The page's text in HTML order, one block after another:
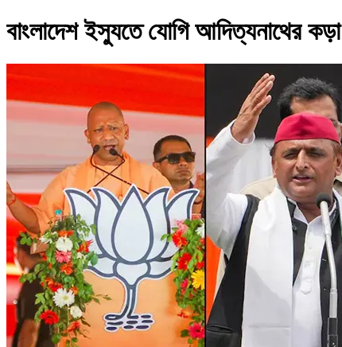
বাংলাদেশ ইস্যুতে যোগি আদিত্যনাথের